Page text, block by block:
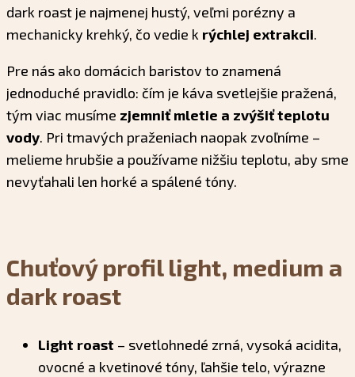
dark roast je najmenej hustý, veľmi porézny a
mechanicky krehký, čo vedie k rýchlej extrakcii.
Pre nás ako domácich baristov to znamená
jednoduché pravidlo: čím je káva svetlejšie pražená,
tým viac musíme zjemniť mletie a zvýšiť teplotu
vody. Pri tmavých praženiach naopak zvoľníme –
melieme hrubšie a používame nižšiu teplotu, aby sme
nevyťahali len horké a spálené tóny.
Chuťový profil light, medium a
dark roast
Light roast – svetlohnedé zrná, vysoká acidita,
ovocné a kvetinové tóny, ľahšie telo, výrazne